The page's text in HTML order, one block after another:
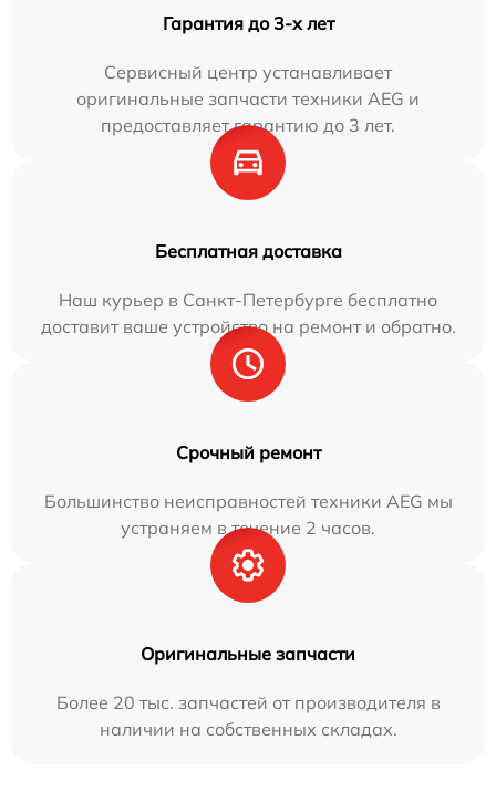
Гарантия до 3-х лет
Сервисный центр устанавливает
оригинальные запчасти техники AEG и
предоставляет гарантию до 3 лет.
Бесплатная доставка
Наш курьер в Санкт-Петербурге бесплатно
доставит ваше устройство на ремонт и обратно.
Срочный ремонт
Большинство неисправностей техники AEG мы
устраняем в течение 2 часов.
Оригинальные запчасти
Более 20 тыс. запчастей от производителя в
наличии на собственных складах.